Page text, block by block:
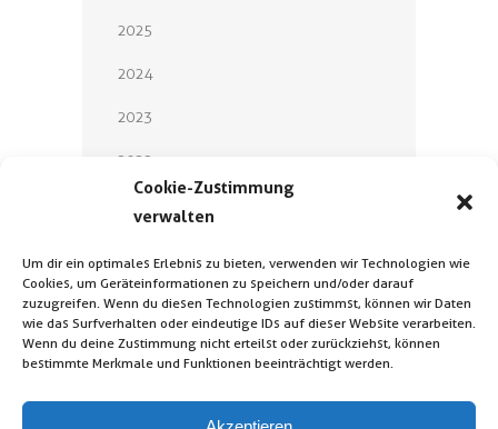
Cookie-Zustimmung
verwalten
Um dir ein optimales Erlebnis zu bieten, verwenden wir Technologien wie
Cookies, um Geräteinformationen zu speichern und/oder darauf
zuzugreifen. Wenn du diesen Technologien zustimmst, können wir Daten
wie das Surfverhalten oder eindeutige IDs auf dieser Website verarbeiten.
Wenn du deine Zustimmung nicht erteilst oder zurückziehst, können
bestimmte Merkmale und Funktionen beeinträchtigt werden.
2025
2024
2023
2022
2019
2018